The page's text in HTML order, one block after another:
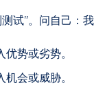
试”。问自己：
优势或劣势。
机会或威胁。